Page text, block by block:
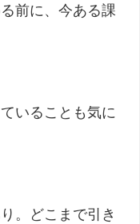
前に、今ある課
いることも気に
。どこまで引き